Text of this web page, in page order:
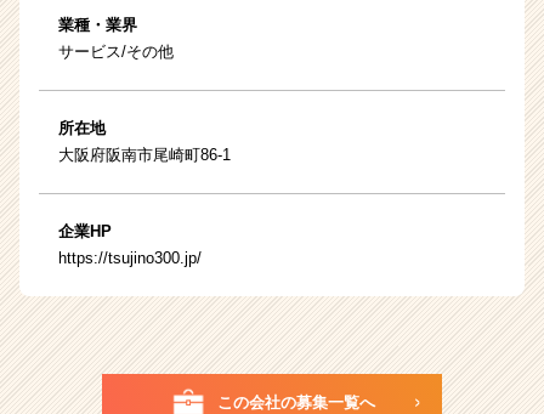
業種・業界
サービス/その他
所在地
大阪府阪南市尾崎町86-1
企業HP
https://tsujino300.jp/
この会社の募集一覧へ